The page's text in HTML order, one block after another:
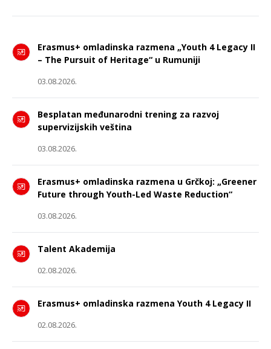
Erasmus+ omladinska razmena „Youth 4 Legacy II
– The Pursuit of Heritage“ u Rumuniji
03.08.2026.
Besplatan međunarodni trening za razvoj
supervizijskih veština
03.08.2026.
Erasmus+ omladinska razmena u Grčkoj: „Greener
Future through Youth-Led Waste Reduction“
03.08.2026.
Talent Akademija
02.08.2026.
Erasmus+ omladinska razmena Youth 4 Legacy II
02.08.2026.